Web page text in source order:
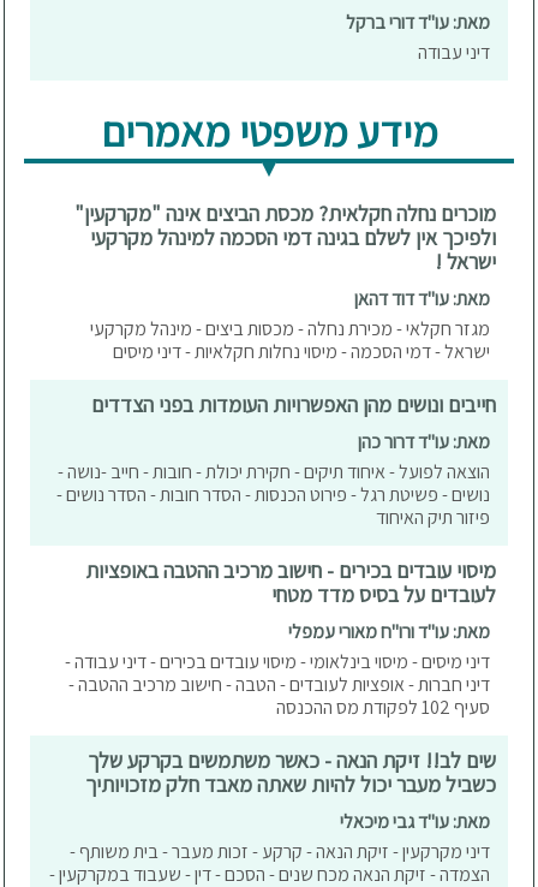
מאת: עו"ד דורי ברקל
דיני עבודה
מידע משפטי מאמרים
מוכרים נחלה חקלאית? מכסת הביצים אינה "מקרקעין"
ולפיכך אין לשלם בגינה דמי הסכמה למינהל מקרקעי
ישראל !
מאת: עו"ד דוד דהאן
מגזר חקלאי - מכירת נחלה - מכסות ביצים - מינהל מקרקעי
ישראל - דמי הסכמה - מיסוי נחלות חקלאיות - דיני מיסים
חייבים ונושים מהן האפשרויות העומדות בפני הצדדים
מאת: עו"ד דרור כהן
הוצאה לפועל - איחוד תיקים - חקירת יכולת - חובות - חייב -נושה -
נושים - פשיטת רגל - פירוט הכנסות - הסדר חובות - הסדר נושים -
פיזור תיק האיחוד
מיסוי עובדים בכירים - חישוב מרכיב ההטבה באופציות
לעובדים על בסיס מדד מטחי
מאת: עו"ד ורו"ח מאורי עמפלי
דיני מיסים - מיסוי בינלאומי - מיסוי עובדים בכירים - דיני עבודה -
דיני חברות - אופציות לעובדים - הטבה - חישוב מרכיב ההטבה -
סעיף 102 לפקודת מס ההכנסה
שים לב!! זיקת הנאה - כאשר משתמשים בקרקע שלך
כשביל מעבר יכול להיות שאתה מאבד חלק מזכויותיך
מאת: עו"ד גבי מיכאלי
דיני מקרקעין - זיקת הנאה - קרקע - זכות מעבר - בית משותף -
הצמדה - זיקת הנאה מכח שנים - הסכם - דין - שעבוד במקרקעין -